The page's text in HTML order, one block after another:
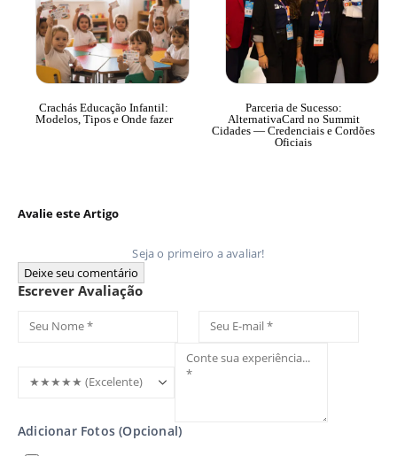
Crachás Educação Infantil:
Modelos, Tipos e Onde fazer
Parceria de Sucesso:
AlternativaCard no Summit
Cidades — Credenciais e Cordões
Oficiais
Avalie este Artigo
Seja o primeiro a avaliar!
Deixe seu comentário
Escrever Avaliação
Adicionar Fotos (Opcional)